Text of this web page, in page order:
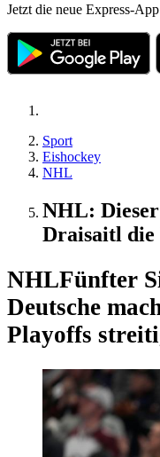
Jetzt die neue Express-
Sport
Eishockey
NHL
NHL:
Draisaitl die
NHLFünfter
Deutsche
Playoffs